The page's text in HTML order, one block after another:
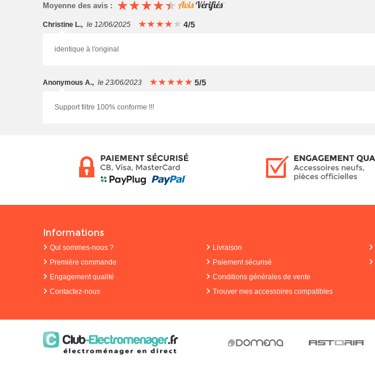
Moyenne des avis :
Christine L., le 12/06/2025 4/5
identique à l'original
Anonymous A., le 23/06/2023 5/5
Support filtre 100% conforme !!!
Informations
Qui sommes-nous ? Livraison
Première commande
Paiement sécurisé
Engagement qualité
Conditions générales de vente
Contactez-nous
Trouver mes accessoires compatibles